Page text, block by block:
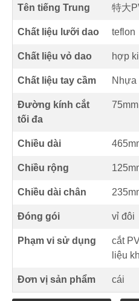
Tên tiếng Trung 特大
Chất liệu lưỡi dao teflon
Chất liệu vỏ dao hợp
Chất liệu tay cầm Nhựa
Đường kính cắt
tối đa
75mm
Chiều dài
Chiều rộng
Chiều dài chân
Đóng gói vỉ đôi
Phạm vi sử dụng
cắt
liệu
Đơn vị sản phẩm cái